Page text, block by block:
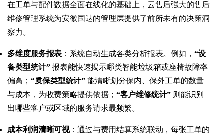
在工单与配件数据全面在线化的基础上，云售后强大的售后
维修管理系统为安徽国达的管理层提供了前所未有的决策洞
察力。
多维度服务报表 ：系统自动生成各类分析报表。例如， “设
备类型统计” 报表能快速揭示哪类智能垃圾箱或座椅故障率
偏高； “质保类型统计” 能清晰划分保内、保外工单的数量
与成本，为收费策略提供依据； “客户维修统计” 则能识别
出哪些客户或区域的服务请求最频繁。
成本利润清晰可视：通过与费用结算系统联动，每张工单的